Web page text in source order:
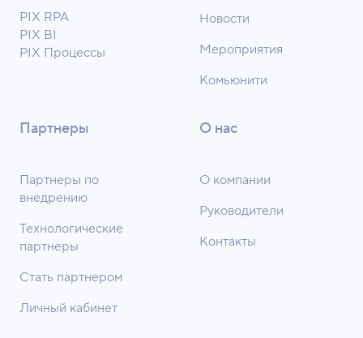
PIX RPA
PIX BI
PIX Процессы
Новости
Мероприятия
Комьюнити
Партнеры
Партнеры по
внедрению
Технологические
партнеры
Стать партнером
Личный кабинет
О нас
О компании
Руководители
Контакты